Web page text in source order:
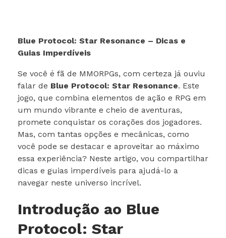
Blue Protocol: Star Resonance – Dicas e
Guias Imperdíveis
Se você é fã de MMORPGs, com certeza já ouviu
falar de Blue Protocol: Star Resonance. Este
jogo, que combina elementos de ação e RPG em
um mundo vibrante e cheio de aventuras,
promete conquistar os corações dos jogadores.
Mas, com tantas opções e mecânicas, como
você pode se destacar e aproveitar ao máximo
essa experiência? Neste artigo, vou compartilhar
dicas e guias imperdíveis para ajudá-lo a
navegar neste universo incrível.
Introdução ao Blue
Protocol: Star